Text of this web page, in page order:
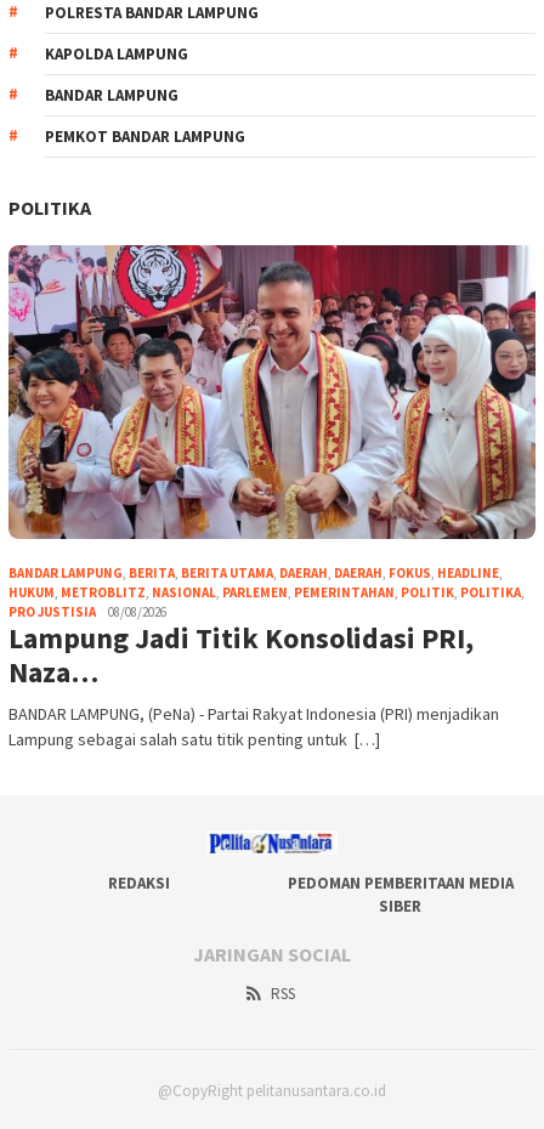
POLRESTA BANDAR LAMPUNG
KAPOLDA LAMPUNG
BANDAR LAMPUNG
PEMKOT BANDAR LAMPUNG
POLITIKA
BANDAR LAMPUNG, BERITA, BERITA UTAMA, DAERAH, DAERAH, FOKUS, HEADLINE,
HUKUM, METROBLITZ, NASIONAL, PARLEMEN, PEMERINTAHAN, POLITIK, POLITIKA,
PRO JUSTISIA
08/08/2026
Lampung Jadi Titik Konsolidasi PRI,
Naza…
BANDAR LAMPUNG, (PeNa) - Partai Rakyat Indonesia (PRI) menjadikan
Lampung sebagai salah satu titik penting untuk […]
REDAKSI
PEDOMAN PEMBERITAAN MEDIA
SIBER
JARINGAN SOCIAL
RSS
@CopyRight pelitanusantara.co.id